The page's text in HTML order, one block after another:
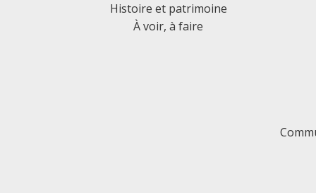
Histoire et patrimoine
À voir, à faire